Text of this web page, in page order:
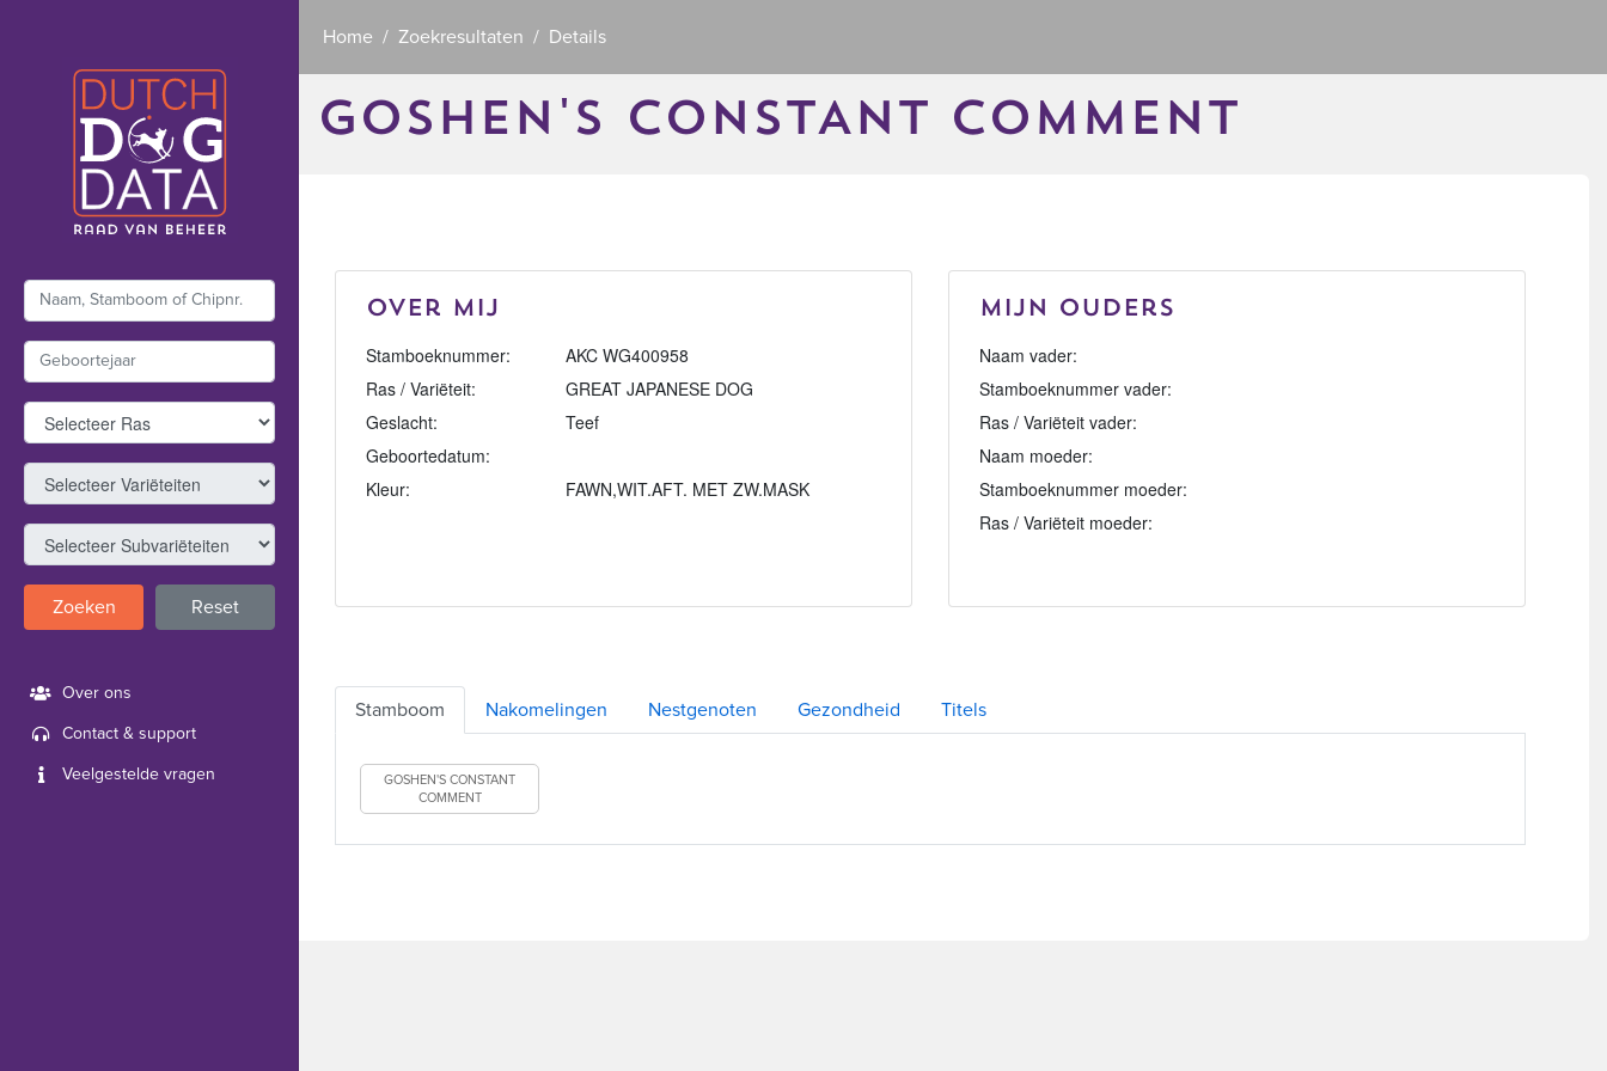
Zoeken Reset
Over ons
Contact & support
Veelgestelde vragen
Home Zoekresultaten Details
GOSHEN'S CONSTANT COMMENT
Over mij
Stamboeknummer:
AKC WG400958
Ras / Variëteit:
GREAT JAPANESE DOG
Geslacht:
Teef
Geboortedatum:
Kleur:
FAWN,WIT.AFT. MET ZW.MASK
Mijn Ouders
Naam vader:
Stamboeknummer vader:
Ras / Variëteit vader:
Naam moeder:
Stamboeknummer moeder:
Ras / Variëteit moeder:
Stamboom Nakomelingen Nestgenoten Gezondheid Titels
GOSHEN'S CONSTANT
COMMENT